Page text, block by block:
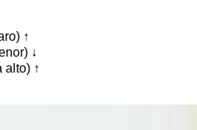
↑
↓
alto) ↑